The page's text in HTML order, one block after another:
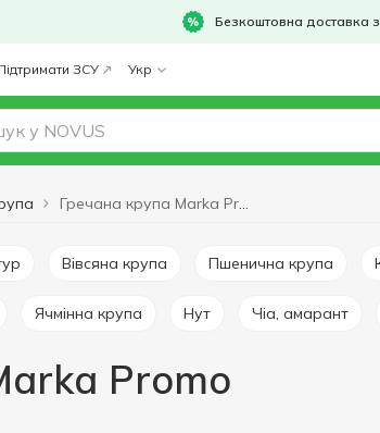
Безкоштовна доставка з
ЗСУ Укр
Гречана крупа Marka Promo
Вівсяна крупа Пшенична крупа
Ячмінна крупа Нут Чіа, амарант
Promo